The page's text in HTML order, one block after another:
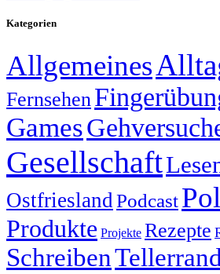
Kategorien
Allgemeines
Fernsehen
Games
Gesellschaft
OstfrieslandPodcast
Produkte Projekte Rezepte
SchreibenTellerrand